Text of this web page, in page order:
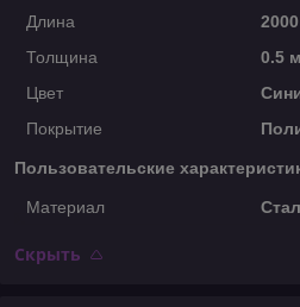
Длина
Толщина
0.5
Цвет
Покрытие
Пользовательские
Материал
Скрыть